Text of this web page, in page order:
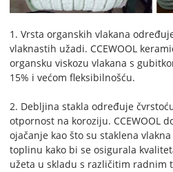
1. Vrsta organskih vlakana
vlaknastih užadi. CCEWOOL
organsku viskozu vlakana s
15% i većom fleksibilnošću.
2. Debljina stakla određuje
otpornost na koroziju. CCEWOOL
ojačanje kao što su staklena
toplinu kako bi se osigurala
užeta u skladu s različitim radnim